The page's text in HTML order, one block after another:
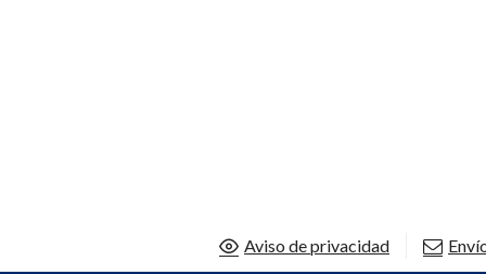
Aviso de privacidad